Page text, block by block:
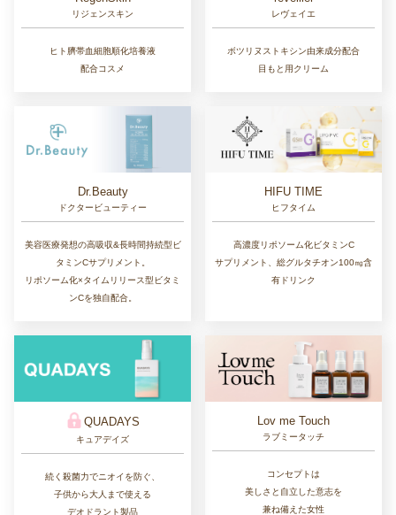
リジェンスキン
ヒト臍帯血細胞順化培養液
配合コスメ
レヴェイエ
ボツリヌストキシン由来成分配合
目もと用クリーム
Dr.Beauty
ドクタービューティー
美容医療発想の高吸収&長時間持続型ビ
タミンCサプリメント。
リポソーム化×タイムリリース型ビタミ
ンCを独自配合。
HIFU TIME
ヒフタイム
高濃度リポソーム化ビタミンC
サプリメント、総グルタチオン100㎎含
有ドリンク
QUADAYS
キュアデイズ
続く殺菌力でニオイを防ぐ、
子供から大人まで使える
デオドラント製品
Lov me Touch
ラブミータッチ
コンセプトは
美しさと自立した意志を
兼ね備えた女性